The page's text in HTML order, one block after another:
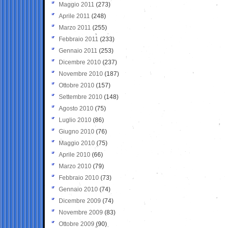
Maggio 2011 (273)
Aprile 2011 (248)
Marzo 2011 (255)
Febbraio 2011 (233)
Gennaio 2011 (253)
Dicembre 2010 (237)
Novembre 2010 (187)
Ottobre 2010 (157)
Settembre 2010 (148)
Agosto 2010 (75)
Luglio 2010 (86)
Giugno 2010 (76)
Maggio 2010 (75)
Aprile 2010 (66)
Marzo 2010 (79)
Febbraio 2010 (73)
Gennaio 2010 (74)
Dicembre 2009 (74)
Novembre 2009 (83)
Ottobre 2009 (90)